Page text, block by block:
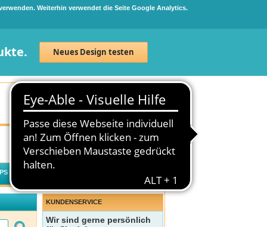
Weiterhin verwendet die Seite Google Analytics.
Neues Design testen
Neuanmeldung Anmelden
0 Artikel 0,00 €
KUNDENSERVICE
Wir sind gerne persönlich